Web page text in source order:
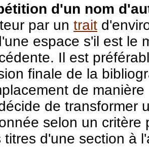
d'un nom
par un trait
espace s'il est le
Il est
finale de la
de
de transformer
selon un critère
titres d'une section à